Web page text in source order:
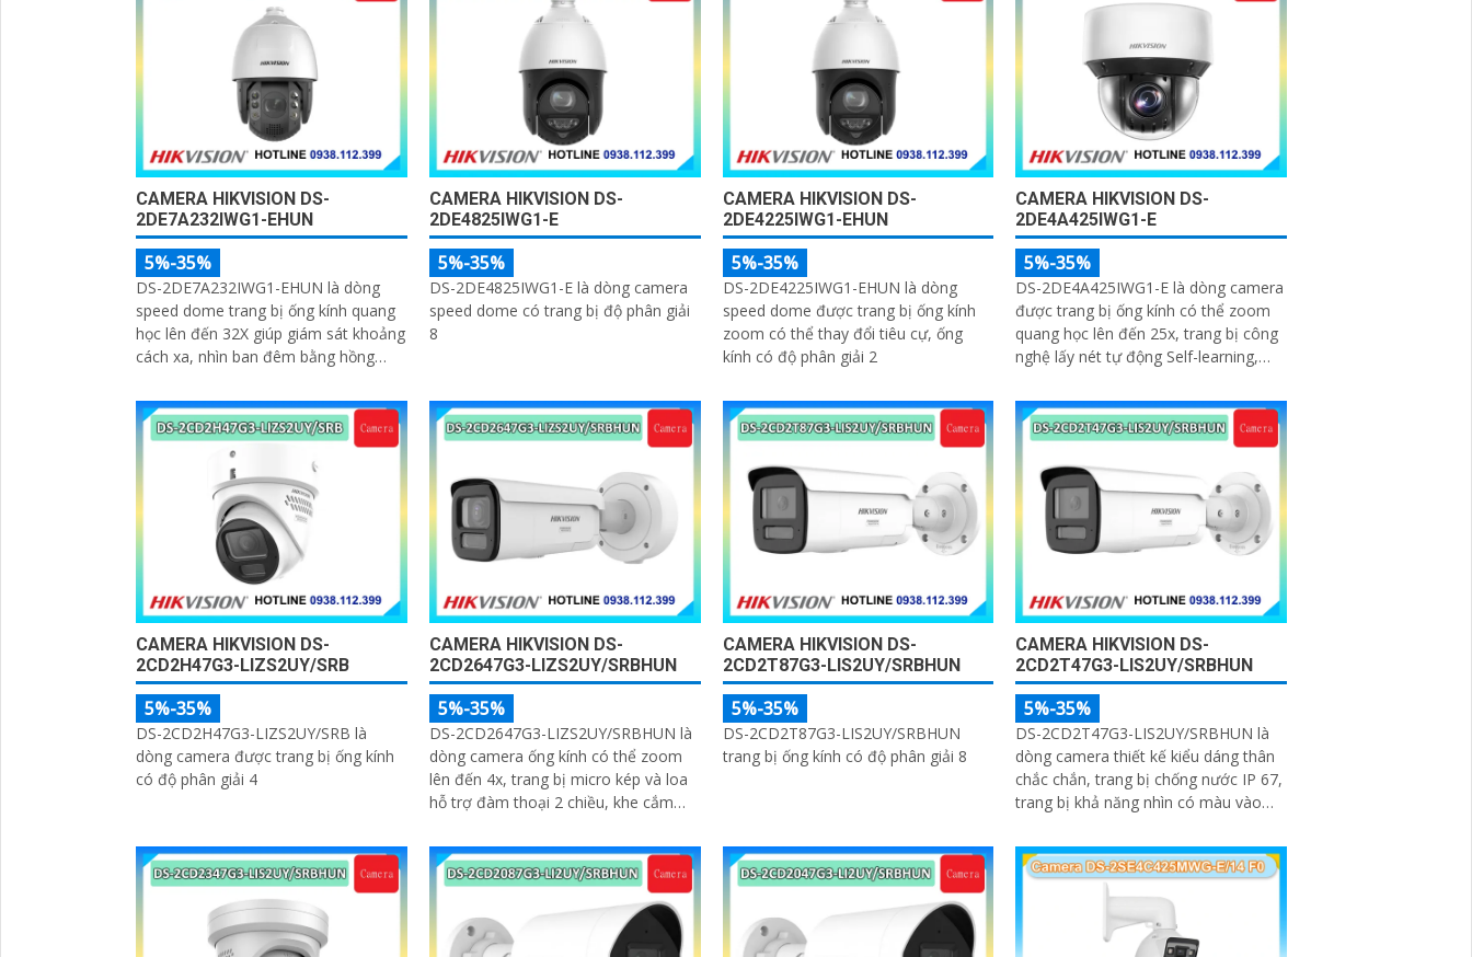
CAMERA HIKVISION DS-
2DE7A232IWG1-EHUN
5%-35%
DS-2DE7A232IWG1-EHUN là dòng
speed dome trang bị ống kính quang
học lên đến 32X giúp giám sát khoảng
cách xa, nhìn ban đêm bằng hồng
AcuSense nâng cao hiệu quả giám sát
an ninh, có tốc độ lấy nét cao nhờ
công nghệ Self-learning
CAMERA HIKVISION DS-
2DE4825IWG1-E
5%-35%
DS-2DE4825IWG1-E là dòng camera
speed dome có trang bị độ phân giải
8
CAMERA HIKVISION DS-
2DE4225IWG1-EHUN
5%-35%
DS-2DE4225IWG1-EHUN là dòng
speed dome được trang bị ống kính
zoom có thể thay đổi tiêu cự, ống
kính có độ phân giải 2
CAMERA HIKVISION DS-
2DE4A425IWG1-E
5%-35%
DS-2DE4A425IWG1-E là dòng camera
được trang bị ống kính có thể zoom
quang học lên đến 25x, trang bị công
nghệ lấy nét tự động Self-learning,
xác tích hợp AcuSearch khi kết hợp
chung với đầu ghi hình, nhìn ban đêm
bằng hồng ngoại 50m
CAMERA HIKVISION DS-
2CD2H47G3-LIZS2UY/SRB
5%-35%
DS-2CD2H47G3-LIZS2UY/SRB là
dòng camera được trang bị ống kính
có độ phân giải 4
CAMERA HIKVISION DS-
2CD2647G3-LIZS2UY/SRBHUN
5%-35%
DS-2CD2647G3-LIZS2UY/SRBHUN là
dòng camera ống kính có thể zoom
lên đến 4x, trang bị micro kép và loa
hỗ trợ đàm thoại 2 chiều, khe cắm
trong việc cân bằng màu sáng trong
điều kiện ánh sáng yếu, ống kính có
độ phân giải 4
CAMERA HIKVISION DS-
2CD2T87G3-LIS2UY/SRBHUN
5%-35%
DS-2CD2T87G3-LIS2UY/SRBHUN
trang bị ống kính có độ phân giải 8
CAMERA HIKVISION DS-
2CD2T47G3-LIS2UY/SRBHUN
5%-35%
DS-2CD2T47G3-LIS2UY/SRBHUN là
dòng camera thiết kế kiểu dáng thân
chắc chắn, trang bị chống nước IP 67,
trang bị khả năng nhìn có màu vào
phát hiện chuyển động và phân biệt
được người và phương tiện, ống kính